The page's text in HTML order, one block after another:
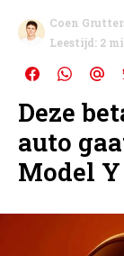
Coen
Leestijd: 2
Deze
auto
Model Y